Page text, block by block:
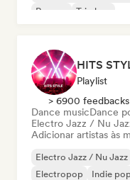
Reggae
Trip hop
HITS
Playlist
> 6900
Dance musicDance
Electro Jazz / Nu
Adicionar artistas às
Electro Jazz / Nu Jazz
Electropop
Indie pop